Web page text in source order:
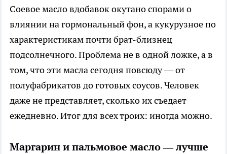
Соевое масло вдобавок окутано спорами о
влиянии на гормональный фон, а кукурузное по
характеристикам почти брат-близнец
подсолнечного. Проблема не в одной ложке, а в
том, что эти масла сегодня повсюду — от
полуфабрикатов до готовых соусов. Человек
даже не представляет, сколько их съедает
ежедневно. Итог для всех троих: иногда можно.
Маргарин и пальмовое масло — лучше